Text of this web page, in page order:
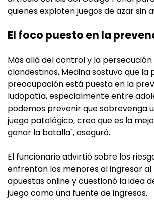
quienes exploten juegos de azar sin
El foco puesto en la
Más allá del control y la persecución
clandestinos, Medina sostuvo que la
preocupación está puesta en la
ludopatía, especialmente entre
podemos prevenir que sobrevenga
juego patológico, creo que es la
ganar la batalla", aseguró.
El funcionario advirtió sobre los
enfrentan los menores al ingresar al
apuestas online y cuestionó la idea
juego como una fuente de ingresos.